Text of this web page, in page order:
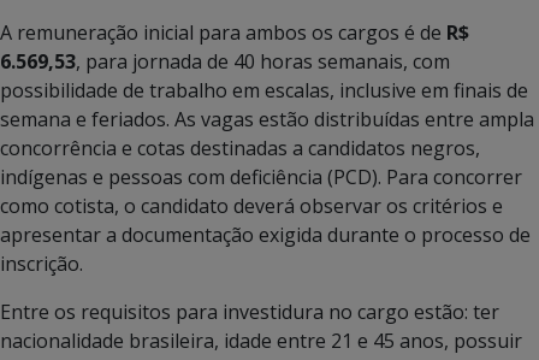
A remuneração inicial para ambos os cargos é de R$
6.569,53, para jornada de 40 horas semanais, com
possibilidade de trabalho em escalas, inclusive em finais de
semana e feriados. As vagas estão distribuídas entre ampla
concorrência e cotas destinadas a candidatos negros,
indígenas e pessoas com deficiência (PCD). Para concorrer
como cotista, o candidato deverá observar os critérios e
apresentar a documentação exigida durante o processo de
inscrição.
Entre os requisitos para investidura no cargo estão: ter
nacionalidade brasileira, idade entre 21 e 45 anos, possuir